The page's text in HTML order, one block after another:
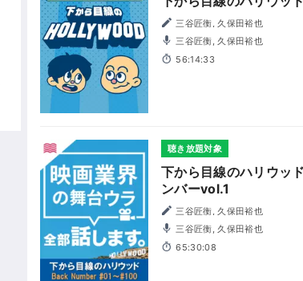
三谷匠衡, 久保田裕也
三谷匠衡, 久保田裕也
56:14:33
聴き放題対象
下から目線のハリウッ
ンバーvol.1
三谷匠衡, 久保田裕也
三谷匠衡, 久保田裕也
65:30:08